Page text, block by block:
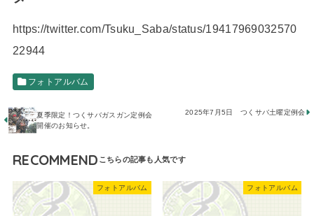
https://twitter.com/Tsuku_Saba/status/19417969032570
22944
フォトアルバム
夏季限定！つくサバガスガン定例会
開催のお知らせ。
2025年7月5日 つくサバ土曜定例会
RECOMMEND
フォトアルバム フォトアルバム